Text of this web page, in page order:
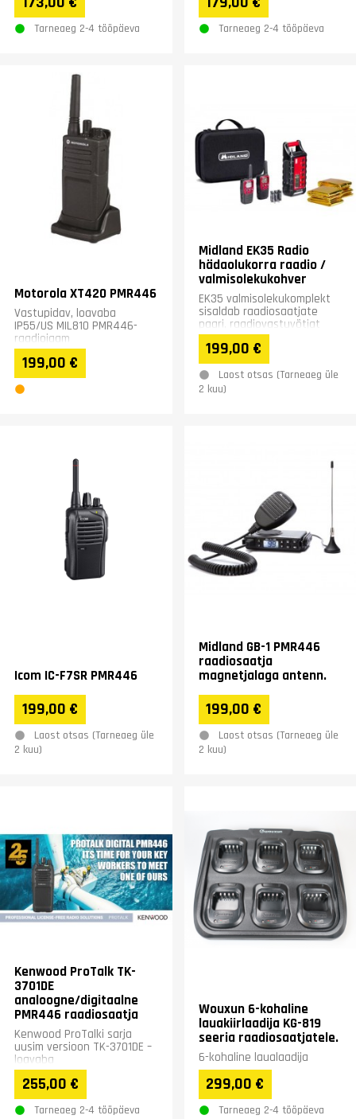
Tarneaeg 2-4 tööpäeva
Hind sisaldab ka 2000 mAH
akut...
Tarneaeg 2-4 tööpäeva
Motorola XT420 PMR446
Vastupidav, loavaba
IP55/US MIL810 PMR446-
raadiojaam
professionaalseks
kasutamiseks. &nbsp;
199,00 €
Midland EK35 Radio
hädaolukorra raadio /
valmisolekukohver
EK35 valmisolekukomplekt
sisaldab raadiosaatjate
paari, raadiovastuvõtjat
varutoiteallikaga,
väntdünaamot ning LED-
valgustit...
199,00 €
Laost otsas (Tarneaeg üle
2 kuu)
Icom IC-F7SR PMR446
199,00 €
Laost otsas (Tarneaeg üle
2 kuu)
Midland GB-1 PMR446
raadiosaatja
magnetjalaga antenn.
199,00 €
Laost otsas (Tarneaeg üle
2 kuu)
Kenwood ProTalk TK-
3701DE
analoogne/digitaalne
PMR446 raadiosaatja
Kenwood ProTalki sarja
uusim versioon TK-3701DE –
loavaba
PMR446-/dPMR446-
raadiosaatja rasketesse
kasutustingimustesse.
Hinna...
255,00 €
Tarneaeg 2-4 tööpäeva
Wouxun 6-kohaline
lauakiirlaadija KG-819
seeria raadiosaatjatele.
6-kohaline laualaadija
299,00 €
Tarneaeg 2-4 tööpäeva